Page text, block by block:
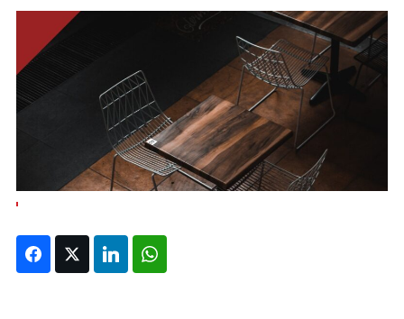
FacebookTwitter LinkedIn